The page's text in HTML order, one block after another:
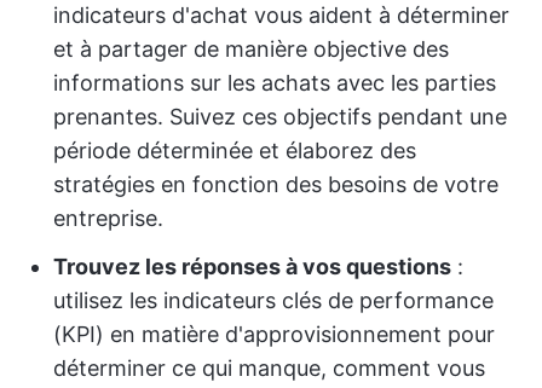
indicateurs d'achat vous aident à déterminer
et à partager de manière objective des
informations sur les achats avec les parties
prenantes. Suivez ces objectifs pendant une
période déterminée et élaborez des
stratégies en fonction des besoins de votre
entreprise.
Trouvez les réponses à vos questions :
utilisez les indicateurs clés de performance
(KPI) en matière d'approvisionnement pour
déterminer ce qui manque, comment vous